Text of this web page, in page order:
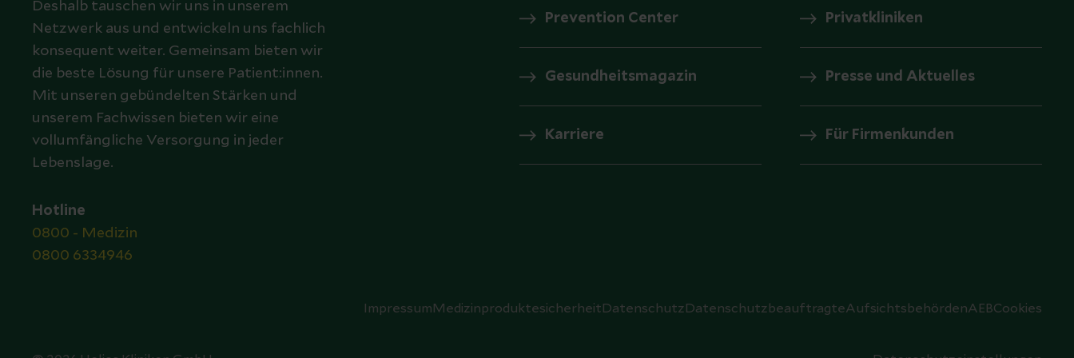
Deshalb tauschen wir uns in unserem
Netzwerk aus und entwickeln uns fachlich
konsequent weiter. Gemeinsam bieten wir
die beste Lösung für unsere Patient:innen.
Mit unseren gebündelten Stärken und
unserem Fachwissen bieten wir eine
vollumfängliche Versorgung in jeder
Lebenslage.
Hotline
0800 - Medizin
0800 6334946
Prevention Center Privatkliniken
Gesundheitsmagazin Presse und Aktuelles
Karriere Für Firmenkunden
Impressum Medizinproduktesicherheit Datenschutz DatenschutzbeauftragteAufsichtsbehördenAEBCookies